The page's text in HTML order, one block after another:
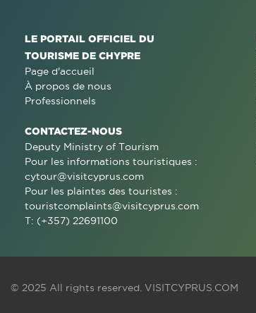
LE PORTAIL OFFICIEL DU
TOURISME DE CHYPRE
Page d'accueil
À propos de nous
Professionnels
CONTACTEZ-NOUS
Deputy Ministry of Tourism
Pour les informations touristiques :
cytour@visitcyprus.com
Pour les plaintes des touristes :
touristcomplaints@visitcyprus.com
T: (+357) 22691100
© 2025 All rights reserved. VISITCYPRUS.COM